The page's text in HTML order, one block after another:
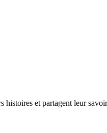
histoires et partagent leur